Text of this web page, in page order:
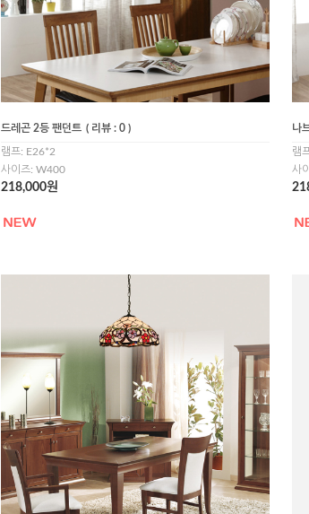
드레곤 2등 팬던트 ( 리뷰 : 0 )
램프: E26*2
사이즈: W400
218,000원
나
램
사